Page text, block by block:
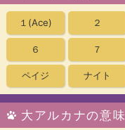
１ (Ace) ２
６ ７
ペイジ ナイト
大アルカナの意味